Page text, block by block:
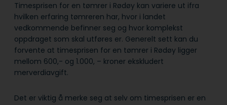
Timesprisen for en tømrer i Rødøy kan variere ut ifra
hvilken erfaring tømreren har, hvor i landet
vedkommende befinner seg og hvor komplekst
oppdraget som skal utføres er. Generelt sett kan du
forvente at timesprisen for en tømrer i Rødøy ligger
mellom 600,- og 1.000, – kroner ekskludert
merverdiavgift.
Det er viktig å merke seg at selv om timesprisen er en